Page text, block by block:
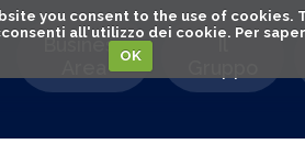
you consent to the use of
all'utilizzo dei cookie. Per
OK
Business
Il